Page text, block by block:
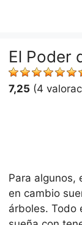
El Poder
7,25 (4
Para algunos,
en cambio
árboles. Todo